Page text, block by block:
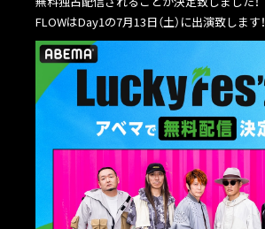
FLOWはDay1の7月13日（土）に出演致します！